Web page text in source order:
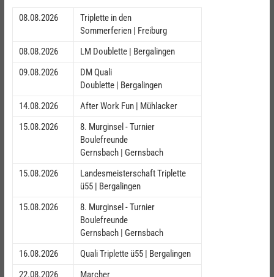
08.08.2026
Triplette in den
Sommerferien | Freiburg
08.08.2026
LM Doublette | Bergalingen
09.08.2026
DM Quali
Doublette | Bergalingen
14.08.2026
After Work Fun | Mühlacker
15.08.2026
8. Murginsel - Turnier
Boulefreunde
Gernsbach | Gernsbach
15.08.2026
Landesmeisterschaft Triplette
ü55 | Bergalingen
15.08.2026
8. Murginsel - Turnier
Boulefreunde
Gernsbach | Gernsbach
16.08.2026
Quali Triplette ü55 | Bergalingen
22.08.2026
Marcher